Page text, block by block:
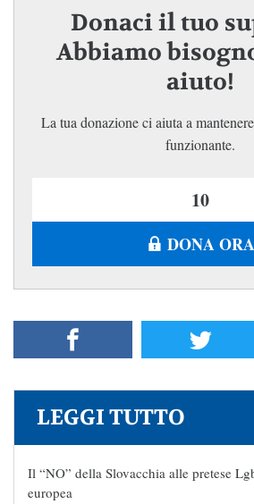
Donaci il tuo
Abbiamo
aiuto!
La tua donazione ci aiuta a
funzionante.
DONA ORA
LEGGI TUTTO
Il “NO” della Slovacchia alle pretese
europea